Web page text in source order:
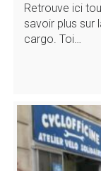
Retrouve ici
savoir plus sur
cargo. Toi…